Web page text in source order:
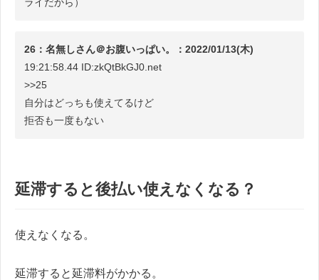
ライだから）
26：名無しさん＠お腹いっぱい。：2022/01/13(木)
19:21:58.44 ID:zkQtBkGJ0.net
>>25
自分はどっちも使えてるけど
拒否も一度もない
延滞すると後払い使えなくなる？
使えなくなる。
延滞すると延滞料がかかる。